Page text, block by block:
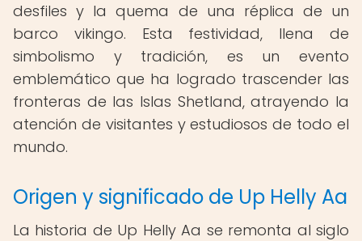
desfiles y la quema de una réplica de un
barco vikingo. Esta festividad, llena de
simbolismo y tradición, es un evento
emblemático que ha logrado trascender las
fronteras de las Islas Shetland, atrayendo la
atención de visitantes y estudiosos de todo el
mundo.
Origen y significado de Up Helly Aa
La historia de Up Helly Aa se remonta al siglo